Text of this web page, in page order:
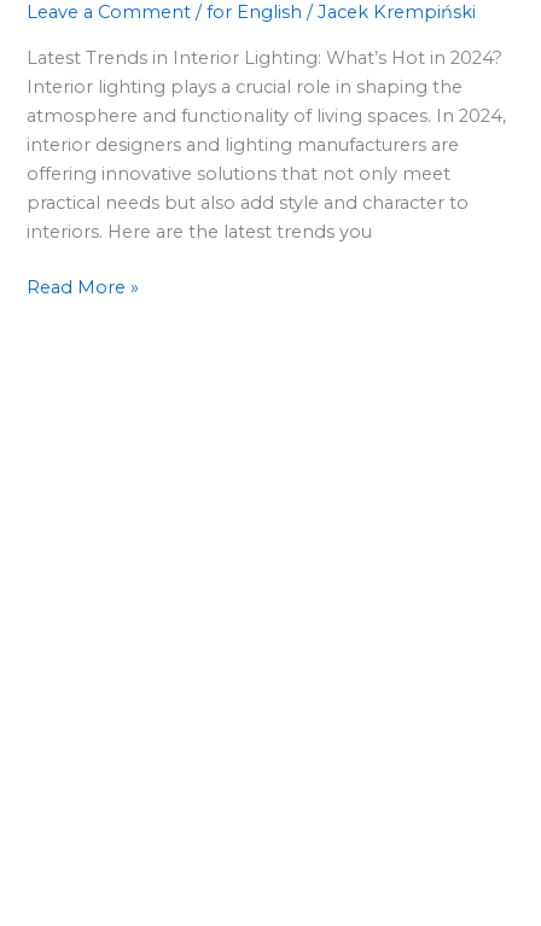
Leave a Comment /for English /Jacek Krempiński
Latest Trends in Interior Lighting: What’s Hot in 2024?
Interior lighting plays a crucial role in shaping the
atmosphere and functionality of living spaces. In 2024,
interior designers and lighting manufacturers are
offering innovative solutions that not only meet
practical needs but also add style and character to
interiors. Here are the latest trends you
Interior
Read More »